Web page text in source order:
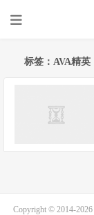
标签：AVA精英
Copyright © 2014-2026